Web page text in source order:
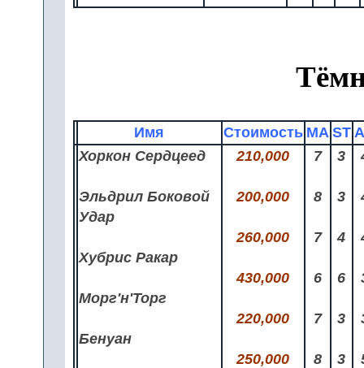
Имя Стоимость MA ST
Хоркон Сердцеед
Эльдрил Боковой
Удар
Хубрис Ракар
Морг'н'Торг
Бенуан
210,000
200,000
260,000
430,000
220,000
250,000
7
8
7
6
7
8
3
3
4
6
3
3